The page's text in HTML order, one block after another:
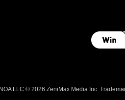
LLC © 2026 ZeniMax Media Inc.